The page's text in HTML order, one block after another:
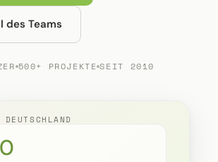
des Teams
500+ PROJEKTE SEIT 2010